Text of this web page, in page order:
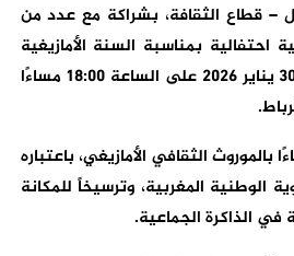
– قطاع الثقافة، بشراكة مع عدد من
احتفالية بمناسبة السنة الأمازيغية
2976، وذلك يوم الجمعة 30 يناير 2026 على الساعة 18:00 مساءًا
بالموروث الثقافي الأمازيغي، باعتباره
الوطنية المغربية، وترسيخاً للمكانة
في الذاكرة الجماعية.